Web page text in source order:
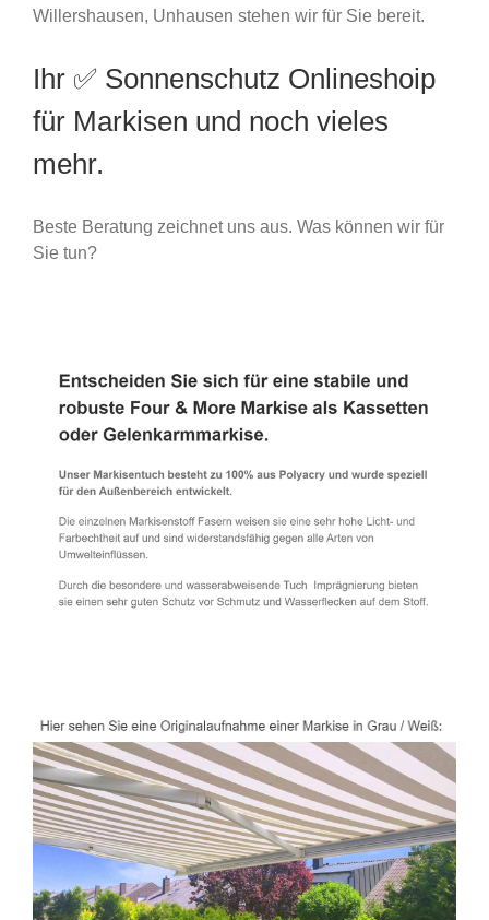
Willershausen, Unhausen stehen wir für Sie bereit.
Ihr ✅ Sonnenschutz Onlineshoip
für Markisen und noch vieles
mehr.
Beste Beratung zeichnet uns aus. Was können wir für
Sie tun?